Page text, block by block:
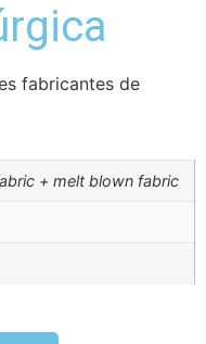
fabricantes de
+ melt blown fabric